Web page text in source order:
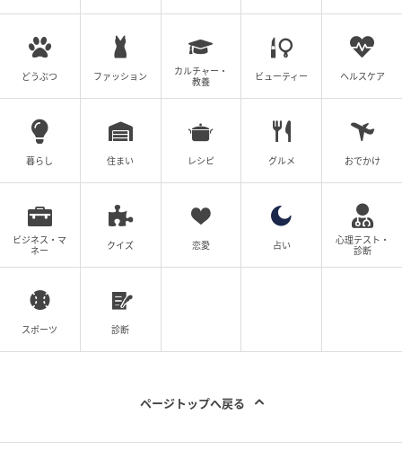
でも、それは花が元気な証拠でもあるので、咲いてい
るのを見ると、なかなか手を入れられません。まだこ
んなに咲いているのに、もう抜くのはもったいないん
じゃないか。そう思ってつい残してしまいたくなりま
パンジー、ビオラ、クリスマスローズ…惜しい
頃が作業の適期
どうぶつ ファッション
カルチャー・
教養
ビューティー ヘルスケア
暮らし 住まい レシピ グルメ おでかけ
ビジネス・マ
ネー
クイズ 恋愛 占い
心理テスト・
診断
スポーツ 診断
ページトップへ戻る